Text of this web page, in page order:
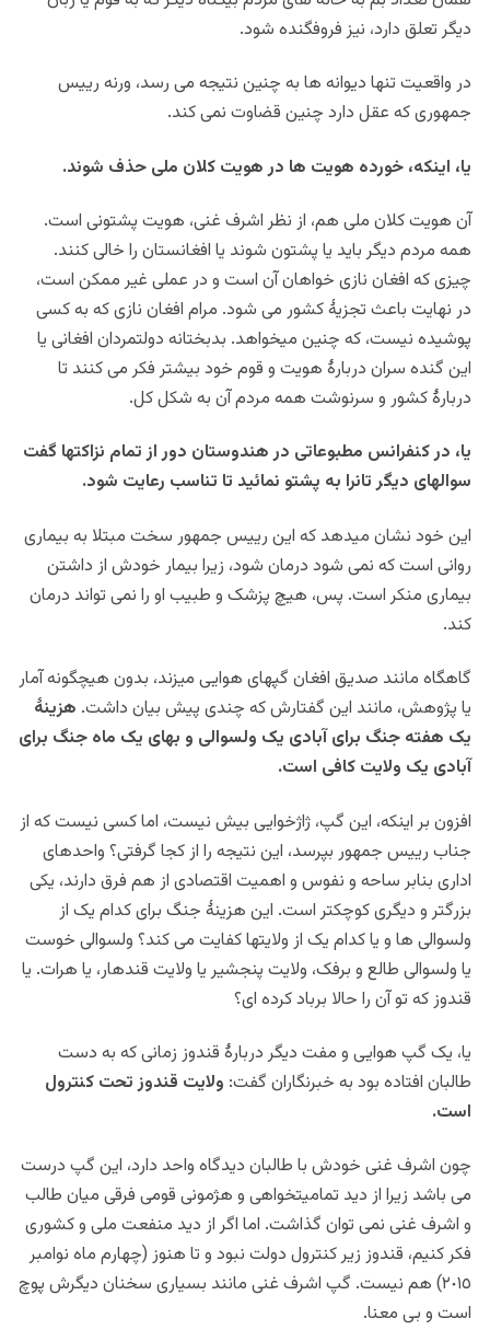
دیگر تعلق دارد، نیز فروفگنده شود.
در واقعیت تنها دیوانه ها به چنین نتیجه می رسد، ورنه رییس
جمهوری که عقل دارد چنین قضاوت نمی کند.
یا، اینکه، خورده هویت ها در هویت کلان ملی حذف شوند.
آن هویت کلان ملی هم، از نظر اشرف غنی، هویت پشتونی است.
همه مردم دیگر باید یا پشتون شوند یا افغانستان را خالی کنند.
چیزی که افغان نازی خواهان آن است و در عملی غیر ممکن است،
در نهایت باعث تجزیۀ کشور می شود. مرام افغان نازی که به کسی
پوشیده نیست، که چنین میخواهد. بدبختانه دولتمردان افغانی یا
این گنده سران دربارۀ هویت و قوم خود بیشتر فکر می کنند تا
دربارۀ کشور و سرنوشت همه مردم آن به شکل کل.
یا، در کنفرانس مطبوعاتی در هندوستان دور از تمام نزاکتها گفت
سوالهای دیگر تانرا به پشتو نمائید تا تناسب رعایت شود.
این خود نشان میدهد که این رییس جمهور سخت مبتلا به بیماری
روانی است که نمی شود درمان شود، زیرا بیمار خودش از داشتن
بیماری منکر است. پس، هیچ پزشک و طبیب او را نمی تواند درمان
کند.
گاهگاه مانند صدیق افغان گپهای هوایی میزند، بدون هیچگونه آمار
یا پژوهش، مانند این گفتارش که چندی پیش بیان داشت. هزینۀ
یک هفته جنگ برای آبادی یک ولسوالی و بهای یک ماه جنگ برای
آبادی یک ولایت کافی است.
افزون بر اینکه، این گپ، ژاژخوایی بیش نیست، اما کسی نیست که از
جناب رییس جمهور بپرسد، این نتیجه را از کجا گرفتی؟ واحدهای
اداری بنابر ساحه و نفوس و اهمیت اقتصادی از هم فرق دارند، یکی
بزرگتر و دیگری کوچکتر است. این هزینۀ جنگ برای کدام یک از
ولسوالی ها و یا کدام یک از ولایتها کفایت می کند؟ ولسوالی خوست
یا ولسوالی طالع و برفک، ولایت پنجشیر یا ولایت قندهار، یا هرات. یا
قندوز که تو آن را حالا برباد کرده ای؟
یا، یک گپ هوایی و مفت دیگر دربارۀ قندوز زمانی که به دست
طالبان افتاده بود به خبرنگاران گفت: ولایت قندوز تحت کنترول
است.
چون اشرف غنی خودش با طالبان دیدگاه واحد دارد، این گپ درست
می باشد زیرا از دید تمامیتخواهی و هژمونی قومی فرقی میان طالب
و اشرف غنی نمی توان گذاشت. اما اگر از دید منفعت ملی و کشوری
فکر کنیم، قندوز زیر کنترول دولت نبود و تا هنوز (چهارم ماه نوامبر
٢٠١٥) هم نیست. گپ اشرف غنی مانند بسیاری سخنان دیگرش پوچ
است و بی معنا.